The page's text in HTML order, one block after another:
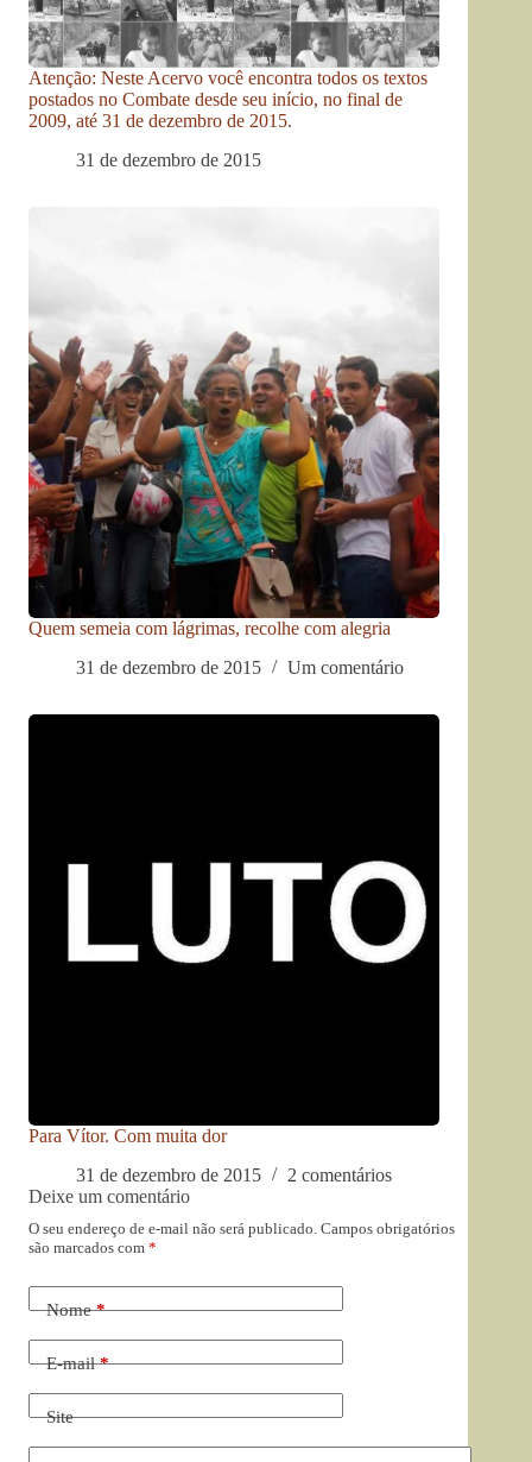
Atenção: Neste Acervo você encontra todos os textos
postados no Combate desde seu início, no final de
2009, até 31 de dezembro de 2015.
31 de dezembro de 2015
Quem semeia com lágrimas, recolhe com alegria
31 de dezembro de 2015
Um comentário
Para Vítor. Com muita dor
31 de dezembro de 2015
2 comentários
Deixe um comentário
O seu endereço de e-mail não será publicado. Campos obrigatórios
são marcados com *
Nome*
E-mail*
Site